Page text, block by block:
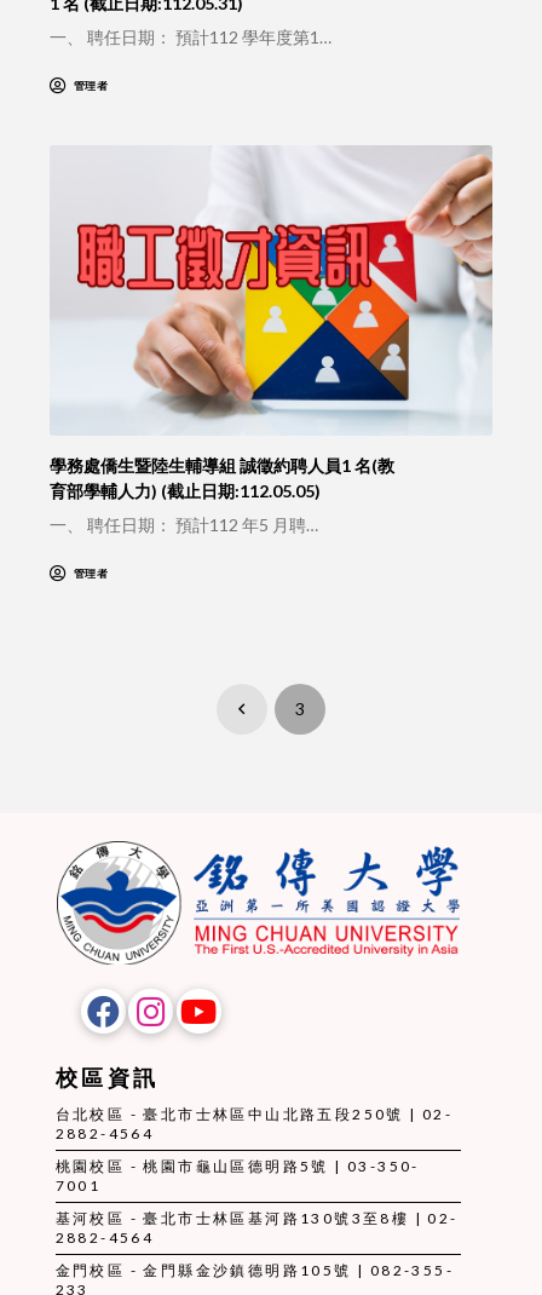
一、 聘任日期： 預計112 學年度第1…
管理者
學務處僑生暨陸生輔導組 誠徵約聘人員1 名(教
育部學輔人力) (截止日期:112.05.05)
一、 聘任日期： 預計112 年5 月聘…
管理者
Prev 3
校區資訊
台北校區 - 臺北市士林區中山北路五段250號 | 02-
2882-4564
桃園校區 - 桃園市龜山區德明路5號 | 03-350-
7001
基河校區 - 臺北市士林區基河路130號3至8樓 | 02-
2882-4564
金門校區 - 金門縣金沙鎮德明路105號 | 082-355-
233